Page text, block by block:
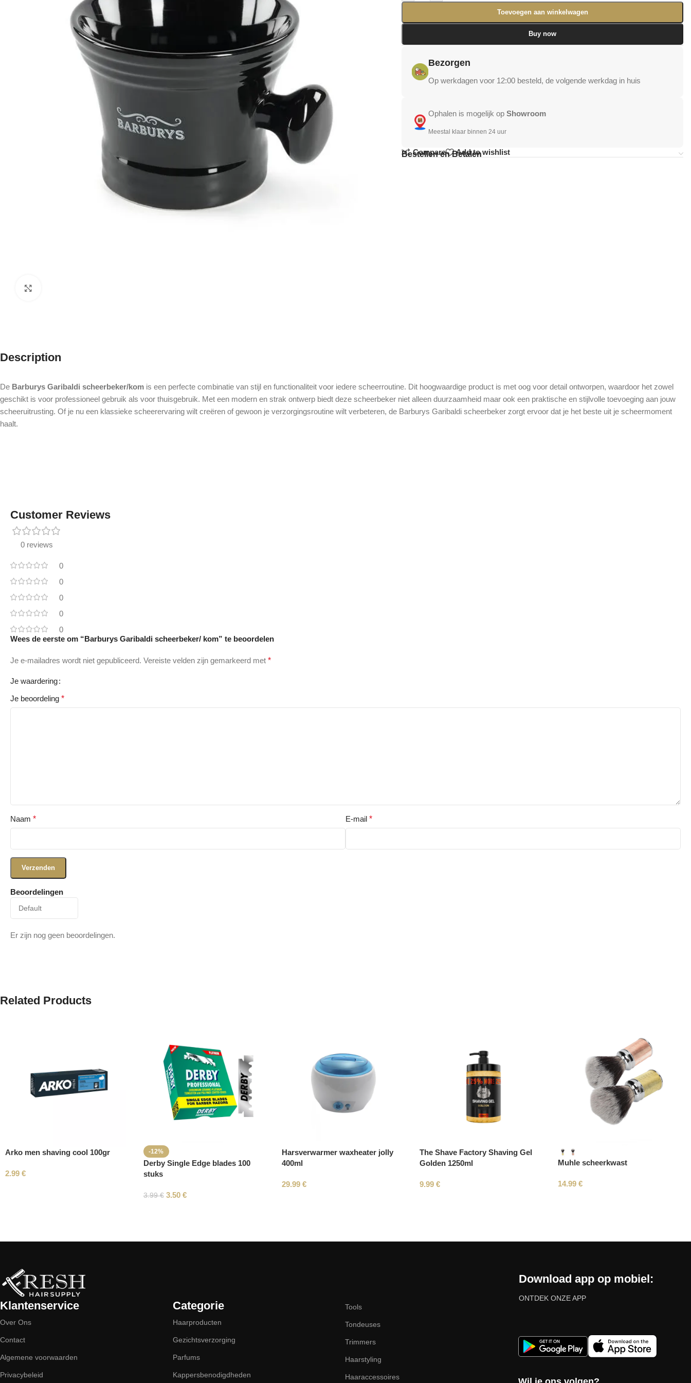
Toevoegen aan winkelwagen
Buy now
Bezorgen
Op werkdagen voor 12:00 besteld, de volgende werkdag in huis
Ophalen is mogelijk opShowroom
Meestal klaar binnen 24 uur
Compare Add to wishlist
Bestellen en Betalen
Description
De Barburys Garibaldi scheerbeker/kom is een perfecte combinatie van stijl en functionaliteit voor iedere scheerroutine. Dit hoogwaardige product is met oog voor detail ontworpen, waardoor het zowel
geschikt is voor professioneel gebruik als voor thuisgebruik. Met een modern en strak ontwerp biedt deze scheerbeker niet alleen duurzaamheid maar ook een praktische en stijlvolle toevoeging aan jouw
scheeruitrusting. Of je nu een klassieke scheerervaring wilt creëren of gewoon je verzorgingsroutine wilt verbeteren, de Barburys Garibaldi scheerbeker zorgt ervoor dat je het beste uit je scheermoment
haalt.
Customer Reviews
0 reviews
0
0
0
0
0
Beoordelingen
Er zijn nog geen beoordelingen.
Wees de eerste om “Barburys Garibaldi scheerbeker/ kom” te beoordelen
Je e-mailadres wordt niet gepubliceerd. Vereiste velden zijn gemarkeerd met *
Je waardering
Je beoordeling *
Naam * E-mail *
Related Products
Arko men shaving cool 100gr
2.99 €
-12%
Derby Single Edge blades 100
stuks
3.99€ 3.50 €
Harsverwarmer waxheater jolly
400ml
29.99 €
The Shave Factory Shaving Gel
Golden 1250ml
9.99€
Muhle scheerkwast
14.99€
Klantenservice
Over Ons
Contact
Algemene voorwaarden
Privacybeleid
Categorie
Haarproducten
Gezichtsverzorging
Parfums
Kappersbenodigdheden
Tools
Tondeuses
Trimmers
Haarstyling
Haaraccessoires
Download app op mobiel:
ONTDEK ONZE APP